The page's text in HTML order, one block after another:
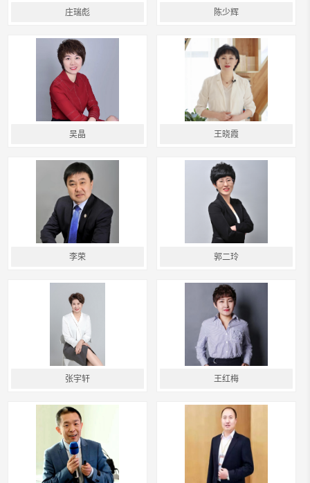
庄瑞彪 陈少辉
吴晶 王晓霞
李荣 郭二玲
张宇轩 王红梅